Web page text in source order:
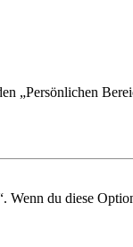
„Persönlichen
du diese